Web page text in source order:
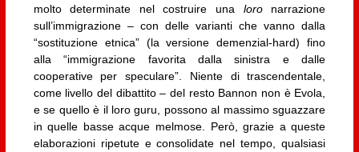
molto determinate nel costruire una loronarrazione
sull’immigrazione – con delle varianti che vanno dalla
“sostituzione etnica” (la versione demenzial-hard) fino
alla “immigrazione favorita dalla sinistra e dalle
cooperative per speculare”. Niente di trascendentale,
come livello del dibattito – del resto Bannon non è Evola,
e se quello è il loro guru, possono al massimo sguazzare
in quelle basse acque melmose. Però, grazie a queste
elaborazioni ripetute e consolidate nel tempo, qualsiasi